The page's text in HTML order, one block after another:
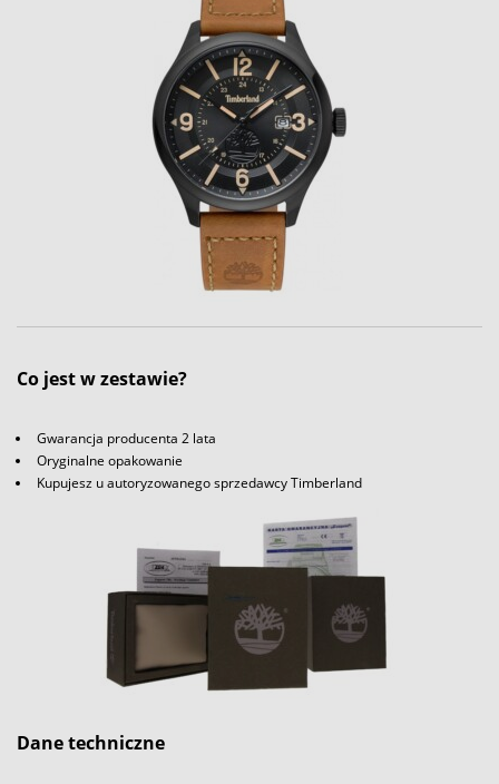
Co jest w zestawie?
Gwarancja producenta 2 lata
Oryginalne opakowanie
Kupujesz u autoryzowanego sprzedawcy Timberland
Dane techniczne